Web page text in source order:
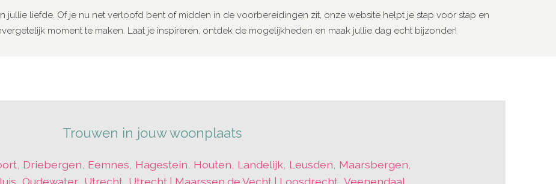
jullie liefde. Of je nu net verloofd bent of midden in de voorbereidingen zit, onze website helpt je stap voor stap en
moment te maken. Laat je inspireren, ontdek de mogelijkheden en maak jullie dag echt bijzonder!
Trouwen in jouw woonplaats
Driebergen Eemnes Hagestein Houten Landelijk Leusden Maarsbergen
,Oudewater Utrecht Utrecht | Maarssen de Vecht | Loosdrecht ,Veenendaal